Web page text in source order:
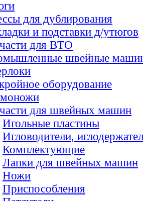
для дублирования
и подставки д/утюгов
для ВТО
швейные
оборудование
для швейных машин
Игольные пластины
Игловодители,
Комплектующие
Лапки для швейных машин
Ножи
Приспособления